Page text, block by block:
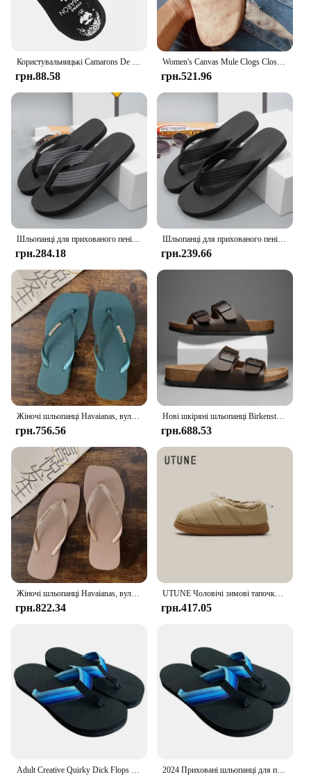
sleek, minimalist design is not only fashionable but
also practical, making these sandals a smart
investment for anyone looking for a versatile,
durable, and stylish footwear option.
грн.88.58
Women's Canvas Mule Clogs Closed Toe Cork Footbed Slide Slippers Ladies Fashion Print Trimmed Fringe Birken Sandals
грн.521.96
грн.284.18
Шльопанці для прихованого пеніса Швидкосихаючі шльопанці Hap-Penis Пародійна тапочка для пеніса Пляжні шльопанці Літні комфортні нековзні сандалі
грн.239.66
грн.756.56
Нові шкіряні шльопанці Birkenstocks Коркові шльопанці для чоловічої пари Вінтажний літній одяг Тапочки Muller Модні повсякденні пляжні сандалі, новинка 2024 р.
грн.688.53
грн.822.34
UTUNE Чоловічі зимові тапочки Водонепроникні вітрозахисні теплі черевики Нековзке бавовняне взуття для активного відпочинку та дому Розмір 1-2 зі шнурком
грн.417.05
Adult Creative Quirky Dick Flops Slippers, Beach Flip Flops, Spread Hap Penis Hidden Penis Flops, Playful Quick Drying Slippers 2024 Приховані шльопанці для пеніса Пародійна креативна тапочка для пеніса Літні пляжні комфортні нековзкі чоловічі сандалі Пляжні шльопанці Тапочки для членів